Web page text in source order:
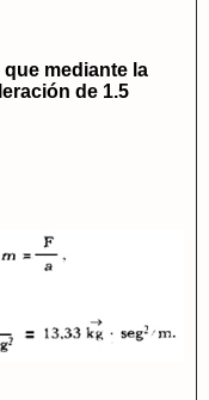
mediante la
de 1.5